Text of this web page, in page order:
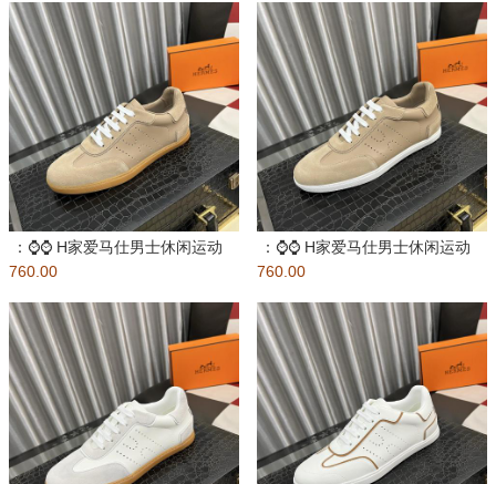
：⌚️⌚️ H家爱马仕男士休闲运动
鞋 麂皮山羊皮运动鞋装饰撞
760.00
：⌚️⌚️ H家爱马仕男士休闲运动
鞋 麂皮山羊皮运动鞋装饰撞
760.00